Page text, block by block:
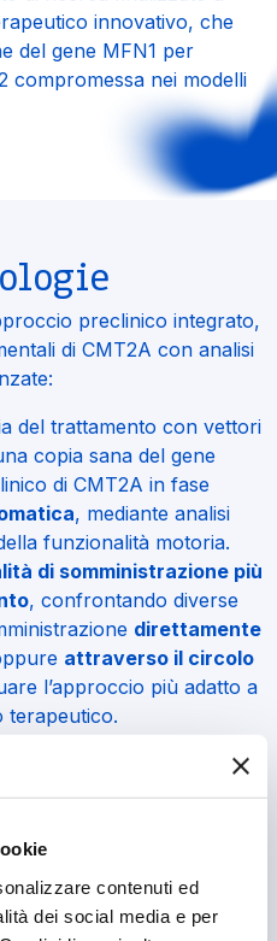
contenuti ed
dei social media e per
innovativo, che
del gene MFN1 per
compromessa nei modelli
preclinico integrato,
di CMT2A con analisi
del trattamento con vettori
copia sana del gene
di CMT2A in fase
, mediante analisi
funzionalità motoria.
di somministrazione più
, confrontando diverse
direttamente
attraverso il circolo
l’approccio più adatto a
terapeutico.
e nervi periferici per
assonale e l’atrofia
sui mitocondri,
del loro funzionamento,
la loro forma, il